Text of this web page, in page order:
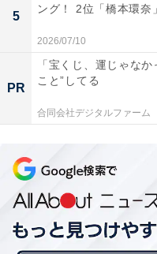
1位：中島健人（『
港こがね村店』）／76
総合・毎
＼💐
【フェロモン
5
ング！ 2位「橋本環奈
2026/07/10
PR
「宝くじ、運じゃな
こと”してる
合同会社デジタルファーム